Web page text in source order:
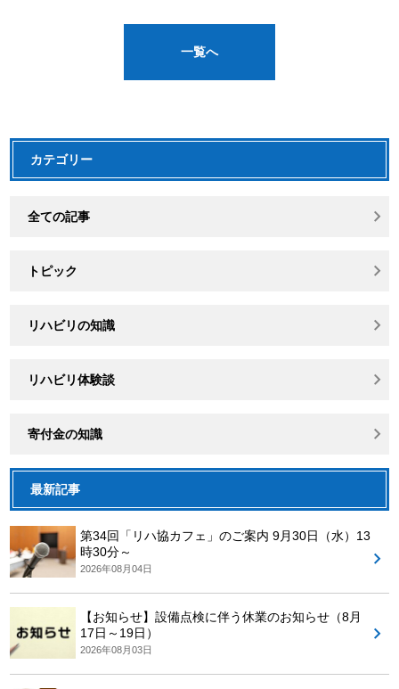
一覧へ
カテゴリー
全ての記事
トピック
リハビリの知識
リハビリ体験談
寄付金の知識
最新記事
第34回「リハ協カフェ」のご案内 9月30日（水）13
時30分～
2026年08月04日
【お知らせ】設備点検に伴う休業のお知らせ（8月
17日～19日）
2026年08月03日